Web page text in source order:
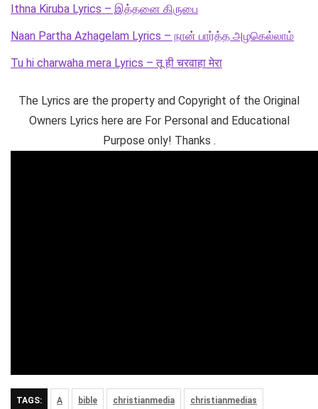
Ithna Kiruba Lyrics – இத்தனை கிருபை
Naan Partha Azhagelam Lyrics – நான் பார்த்த அழகெல்லாம்
Tu hi charwaha mera Lyrics – तू ही चरवाहा मेरा
The Lyrics are the property and Copyright of the Original
Owners Lyrics here are For Personal and Educational
Purpose only! Thanks .
TAGS: A bible christianmedia christianmedias